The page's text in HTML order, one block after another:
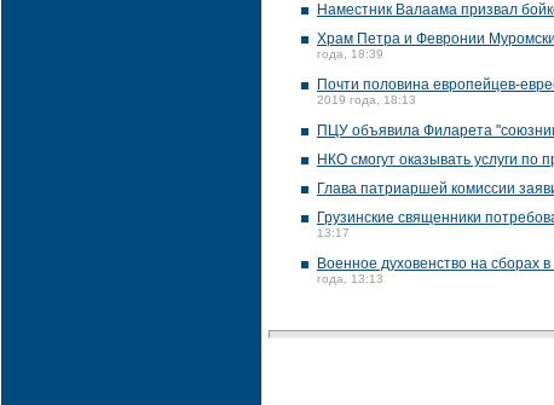
Наместник Валаама призвал
Храм Петра и Февронии
года, 18:39
Почти половина европейцев-
2019 года, 18:13
ПЦУ объявила Филарета
НКО смогут оказывать услуги по
Глава патриаршей комиссии
Грузинские священники
13:17
Военное духовенство на сборах
года, 13:13